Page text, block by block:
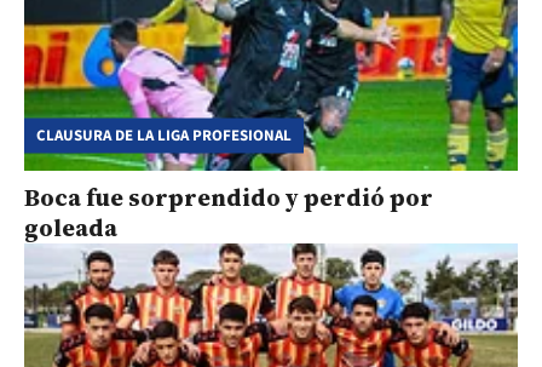
CLAUSURA DE LA LIGA PROFESIONAL
Boca fue sorprendido y perdió por
goleada